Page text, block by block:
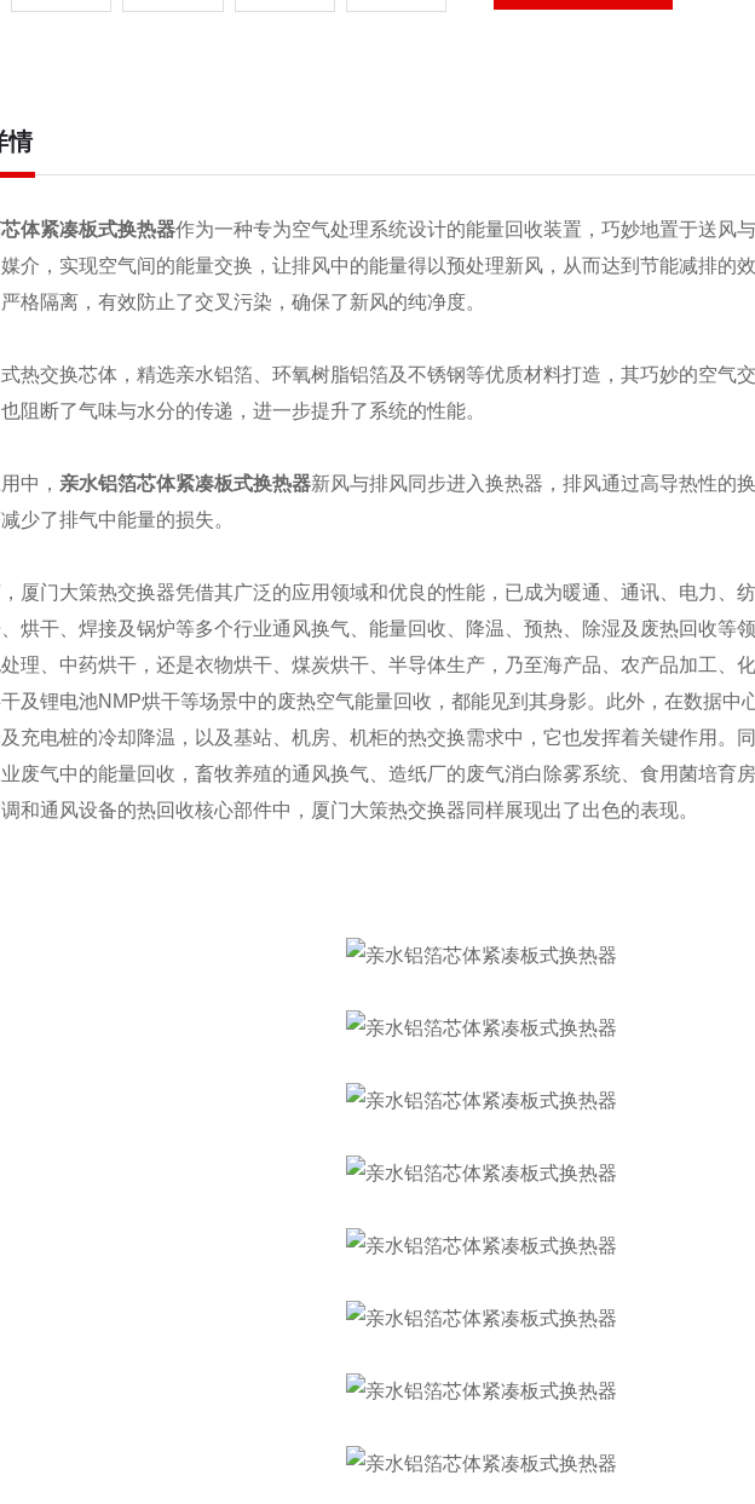
情
体紧凑板式换热器作为一种专为空气处理系统设计的能量回收装置，巧妙地置于送风
介，实现空气间的能量交换，让排风中的能量得以预处理新风，从而达到节能减排的
格隔离，有效防止了交叉污染，确保了新风的纯净度。
热交换芯体，精选亲水铝箔、环氧树脂铝箔及不锈钢等优质材料打造，其巧妙的空气
阻断了气味与水分的传递，进一步提升了系统的性能。
中， 亲水铝箔芯体紧凑板式换热器新风与排风同步进入换热器，排风通过高导热性的
少了排气中能量的损失。
厦门大策热交换器凭借其广泛的应用领域和优良的性能，已成为暖通、通讯、电力、
烘干、焊接及锅炉等多个行业通风换气、能量回收、降温、预热、除湿及废热回收等
理、中药烘干，还是衣物烘干、煤炭烘干、半导体生产，乃至海产品、农产品加工、
及锂电池NMP烘干等场景中的废热空气能量回收，都能见到其身影。此外，在数据中
充电桩的冷却降温，以及基站、机房、机柜的热交换需求中，它也发挥着关键作用。
废气中的能量回收，畜牧养殖的通风换气、造纸厂的废气消白除雾系统、食用菌培育
和通风设备的热回收核心部件中，厦门大策热交换器同样展现出了出色的表现。